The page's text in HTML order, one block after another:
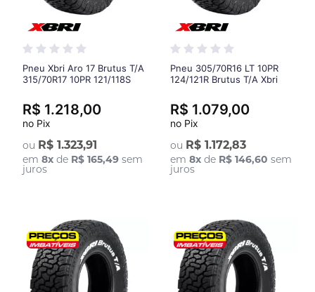
Pneu Xbri Aro 17 Brutus T/A
315/70R17 10PR 121/118S
ou R$ 1.323,91
em8x de R$ 165,49 sem
juros
R$ 1.218,00
no Pix
Pneu 305/70R16 LT 10PR
124/121R Brutus T/A Xbri
ou R$ 1.172,83
em 8xde R$ 146,60 sem
juros
R$ 1.079,00
no Pix